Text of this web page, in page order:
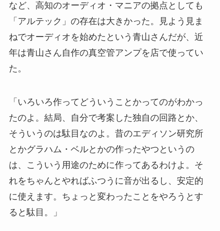
など、高知のオーディオ・マニアの拠点としても
「アルテック」の存在は大きかった。見よう見ま
ねでオーディオを始めたという青山さんだが、近
年は青山さん自作の真空管アンプを店で使ってい
た。
「いろいろ作ってどういうことかってのがわかっ
たのよ。結局、自分で考案した独自の回路とか、
そういうのは駄目なのよ。昔のエディソン研究所
とかグラハム・ベルとかの作ったやつというの
は、こういう用途のために作ってあるわけよ。そ
れをちゃんとやればふつうに音が出るし、安定的
に使えます。ちょっと変わったことをやろうとす
ると駄目。」